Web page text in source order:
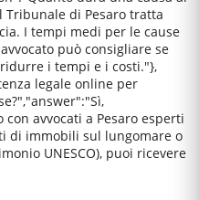
Tribunale di Pesaro tratta
I tempi medi per le cause
può consigliare se
i tempi e i costi."},
legale online per
avvocati a Pesaro esperti
di immobili sul lungomare o
UNESCO), puoi ricevere